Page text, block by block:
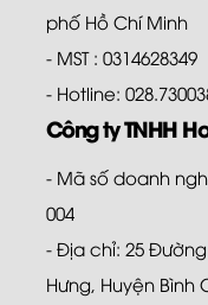
phố Hồ Chí Minh
- MST : 0314628349
- Hotline:
Công ty TNHH
- Mã số doanh
004
- Địa chỉ: 25 Đường
Hưng, Huyện Bình